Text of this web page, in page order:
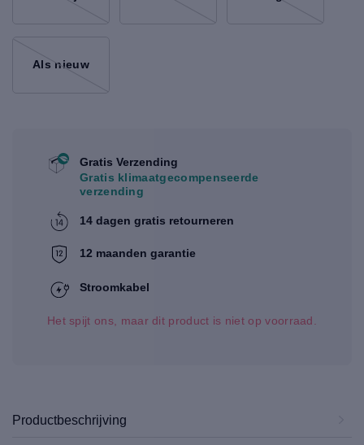
Als nieuw
Gratis Verzending
Gratis klimaatgecompenseerde
verzending
14 dagen gratis retourneren
12 maanden garantie
Stroomkabel
Het spijt ons, maar dit product is niet op voorraad.
Productbeschrijving